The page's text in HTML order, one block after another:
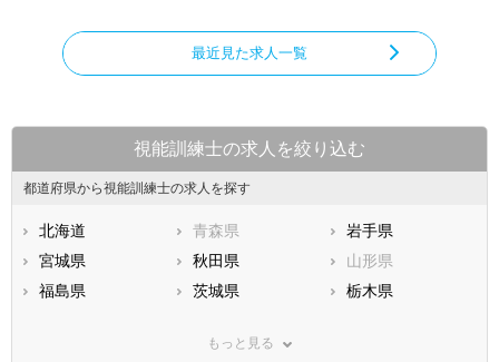
最近見た求人一覧
視能訓練士の求人を絞り込む
都道府県から視能訓練士の求人を探す
北海道 青森県
岩手県
宮城県
秋田県
山形県
福島県
茨城県
栃木県
神奈川県
もっと見る